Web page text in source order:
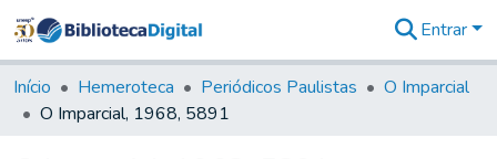
&
Coleções
Tudo na
Entrar
Início Hemeroteca Periódicos Paulistas
O Imparcial
O Imparcial, 1968, 5891